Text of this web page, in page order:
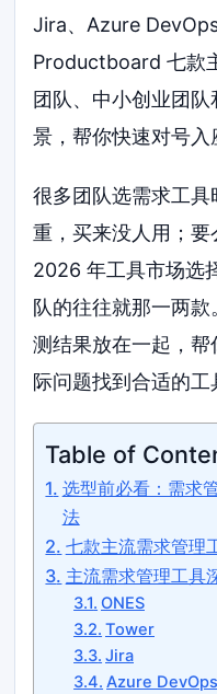
Jira、Azure
Productboard 七款
团队、中小创业团
景，帮你快速对号入
很多团队选需求工
重，买来没人用；要
2026 年工具市场选
队的往往就那一两
测结果放在一起，
际问题找到合适的工
Table of
选型前必看：需求
法
七款主流需求管理
主流需求管理工具
ONES
Tower
Jira
Azure DevOps